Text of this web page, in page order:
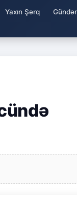
Yaxın Şərq